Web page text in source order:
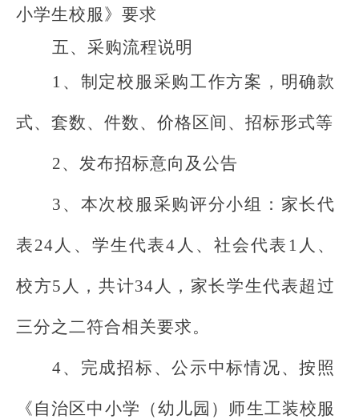
小学生校服》要求
五、采购流程说明
1、制定校服采购工作方案，明确款
式、套数、件数、价格区间、招标形式等
2、发布招标意向 及公告
3、本次校服采购评分小组：家长代
表24人、学生代表4人、社会代表1人、
校方5人，共计34人，家长学生代表超过
三分之二符合相关要求。
4、完成招标、公示中标情况、按照
《自治区中小学（幼儿园）师生工装校服